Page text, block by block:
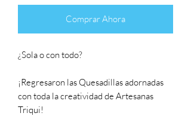
Comprar Ahora
¿Sola o con todo?
¡Regresaron las Quesadillas adornadas
con toda la creatividad de Artesanas
Triqui!